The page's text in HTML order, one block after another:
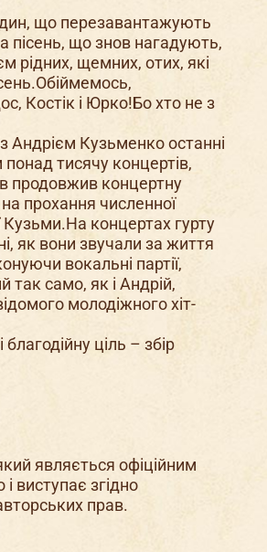
що перезавантажують
пісень, що знов нагадують,
рідних, щемних, отих, які
Костік і Юрко!Бо хто не з
Андрієм Кузьменко останні
понад тисячу концертів,
продовжив концертну
прохання численної
Кузьми.На концертах гурту
як вони звучали за життя
вокальні партії,
так само, як і Андрій,
молодіжного хіт-
ціль – збір
являється офіційним
виступає згідно
прав.